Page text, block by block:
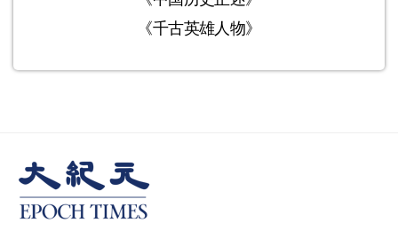
《千古英雄人物》